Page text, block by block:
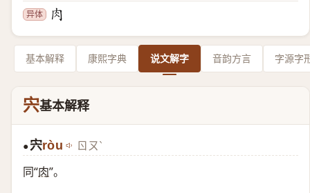
异体
基本解释 康熙字典 说文解字 音韵方言 字源字
宍基本解释
● 宍ròu ㄖㄡˋ
同“肉”。